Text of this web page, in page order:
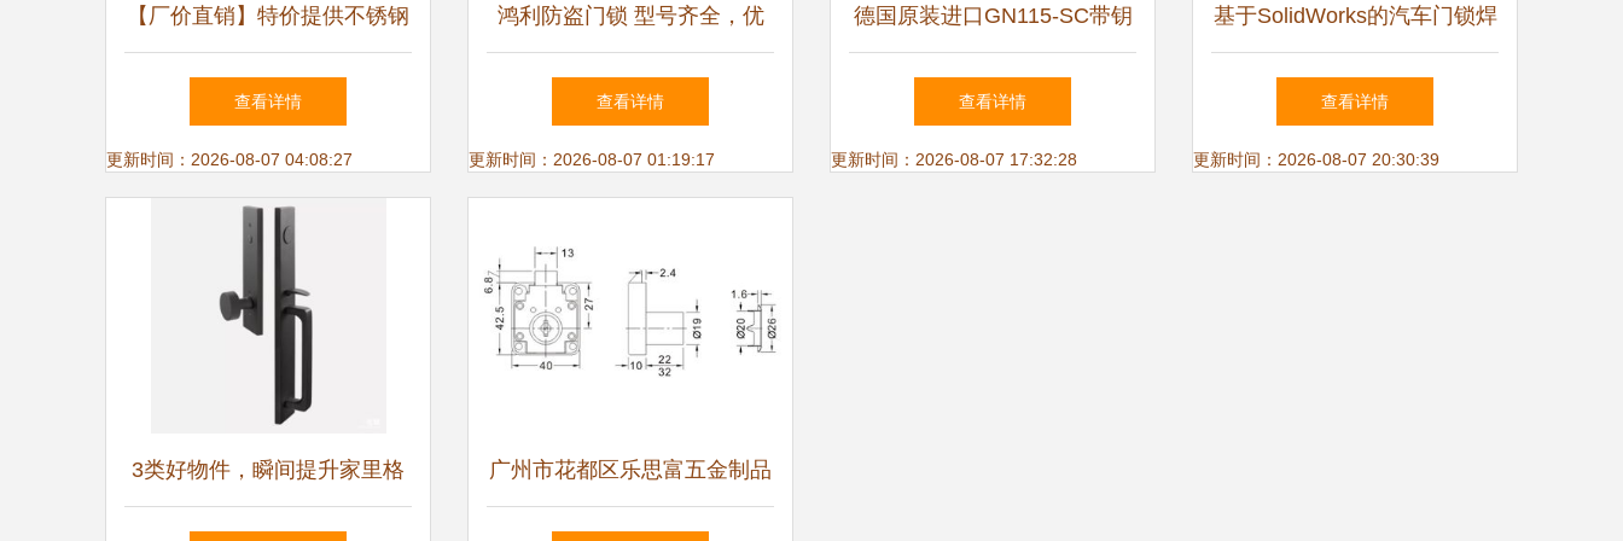
【厂价直销】特价提供不锈钢
门锁 车厢门锁 机械门锁 集装
箱门锁图片,【厂价直销】特
价提供不锈钢门锁 车厢门锁
机械门锁 集装箱门锁图片大
查看详情
更新时间：2026-08-07 04:08:27
鸿利防盗门锁 型号齐全，优
质保证——机械门锁在现代安
防中的硬核之选
查看详情
更新时间：2026-08-07 01:19:17
德国原装进口GN115-SC带钥
匙机械门锁 高清细节鉴赏与
工艺解析
查看详情
更新时间：2026-08-07 17:32:28
基于SolidWorks的汽车门锁焊
接夹具模型设计与分析
查看详情
更新时间：2026-08-07 20:30:39
3类好物件，瞬间提升家里格 广州市花都区乐思富五金制品